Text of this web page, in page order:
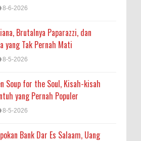
8-6-2026
Brutalnya Paparazzi, dan
yang Tak Pernah Mati
8-5-2026
Soup for the Soul, Kisah-kisah
yang Pernah Populer
8-5-2026
Bank Dar Es Salaam, Uang